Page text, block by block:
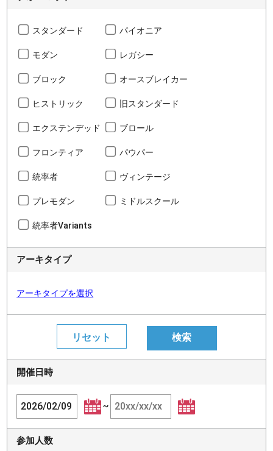
スタンダード パイオニア
モダン レガシー
ブロック オースブレイカー
ヒストリック 旧スタンダード
エクステンデッド ブロール
フロンティア パウパー
統率者 ヴィンテージ
プレモダン ミドルスクール
統率者Variants
アーキタイプ
アーキタイプを選択
開催日時
~
参加人数